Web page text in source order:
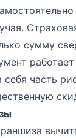
сумму
часть